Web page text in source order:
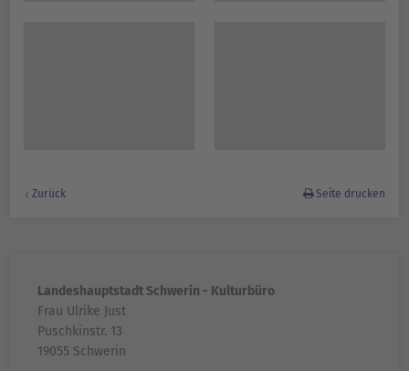
Zurück Seite drucken
Landeshauptstadt Schwerin - Kulturbüro
Frau Ulrike Just
Puschkinstr. 13
19055 Schwerin